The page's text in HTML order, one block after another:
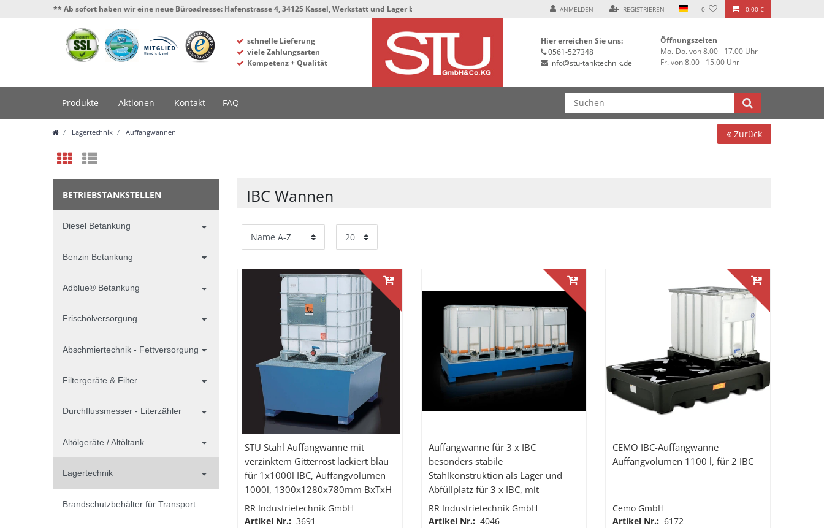
Ab sofort haben wir eine neue Büroadresse: Hafenstrasse 4, 34125 Kassel, Werkstatt und Lager bleiben in der Hafenstrasse 76, 34125 Kassel *** ANMELDEN REGISTRIEREN 0 0,00 €
schnelle Lieferung
viele Zahlungsarten
Kompetenz + Qualität
Hier erreichen Sie uns:
0561-527348
info@stu-tanktechnik.de
Öffnungszeiten
Mo.-Do. von 8.00 - 17.00 Uhr
Fr. von 8.00 - 15.00 Uhr
Produkte Aktionen Kontakt FAQ
Lagertechnik Auffangwannen Zurück
BETRIEBSTANKSTELLEN
Diesel Betankung
Benzin Betankung
Adblue® Betankung
Frischölversorgung
Abschmiertechnik - Fettversorgung
Filtergeräte & Filter
Durchflussmesser - Literzähler
Altölgeräte / Altöltank
Lagertechnik
Brandschutzbehälter für Transport
IBC Wannen
STU Stahl Auffangwanne mit
verzinktem Gitterrost lackiert blau
für 1x1000l IBC, Auffangvolumen
1000l, 1300x1280x780mm BxTxH
RR Industrietechnik GmbH
Artikel Nr.: 3691
Auffangwanne für 3 x IBC
besonders stabile
Stahlkonstruktion als Lager und
Abfüllplatz für 3 x IBC, mit
Gitterrost, Auffangvolumen 1000l
RR Industrietechnik GmbH
Artikel Nr.: 4046
CEMO IBC-Auffangwanne
Auffangvolumen 1100 l, für 2 IBC
Cemo GmbH
Artikel Nr.: 6172